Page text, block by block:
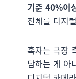
기준 40%이
전체를 디지
혹자는 극장
담하는 게 아